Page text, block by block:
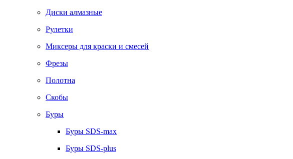
Диски алмазные
Рулетки
Миксеры для краски и смесей
Фрезы
Полотна
Скобы
Буры
Буры SDS-max
Буры SDS-plus